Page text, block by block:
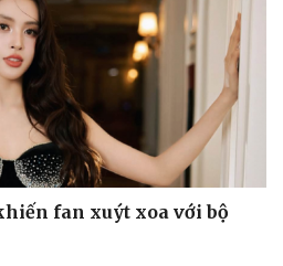
fan xuýt xoa với bộ